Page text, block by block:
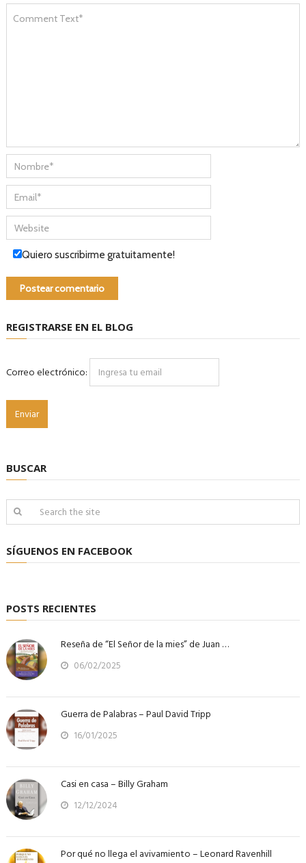
Quiero suscribirme gratuitamente!
REGISTRARSE EN EL BLOG
Correo electrónico:
BUSCAR
SÍGUENOS EN FACEBOOK
POSTS RECIENTES
Reseña de “El Señor de la mies” de Juan …
06/02/2025
Guerra de Palabras – Paul David Tripp
16/01/2025
Casi en casa – Billy Graham
12/12/2024
Por qué no llega el avivamiento – Leonard Ravenhill